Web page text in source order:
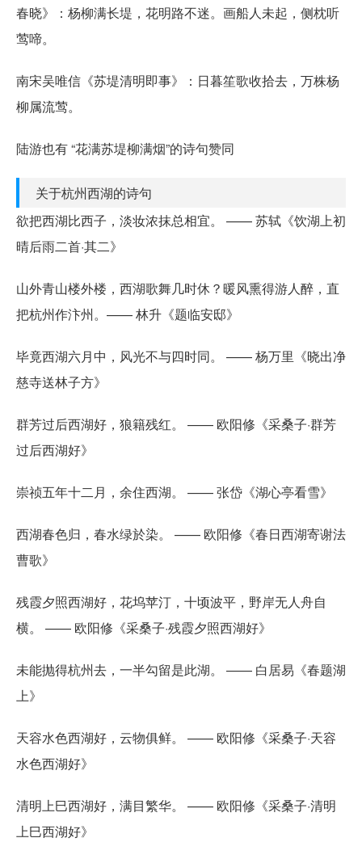
春晓》：杨柳满长堤，花明路不迷。画船人未起，侧枕听
莺啼。
南宋吴唯信《苏堤清明即事》：日暮笙歌收拾去，万株杨
柳属流莺。
陆游也有 “花满苏堤柳满烟”的诗句赞同
关于杭州西湖的诗句
欲把西湖比西子，淡妆浓抹总相宜。 —— 苏轼《饮湖上初
晴后雨二首·其二》
山外青山楼外楼，西湖歌舞几时休？暖风熏得游人醉，直
把杭州作汴州。—— 林升《题临安邸》
毕竟西湖六月中，风光不与四时同。 —— 杨万里《晓出净
慈寺送林子方》
群芳过后西湖好，狼籍残红。 —— 欧阳修《采桑子·群芳
过后西湖好》
崇祯五年十二月，余住西湖。 —— 张岱《湖心亭看雪》
西湖春色归，春水绿於染。 —— 欧阳修《春日西湖寄谢法
曹歌》
残霞夕照西湖好，花坞苹汀，十顷波平，野岸无人舟自
横。 —— 欧阳修《采桑子·残霞夕照西湖好》
未能抛得杭州去，一半勾留是此湖。 —— 白居易《春题湖
上》
天容水色西湖好，云物俱鲜。 —— 欧阳修《采桑子·天容
水色西湖好》
清明上巳西湖好，满目繁华。 —— 欧阳修《采桑子·清明
上巳西湖好》